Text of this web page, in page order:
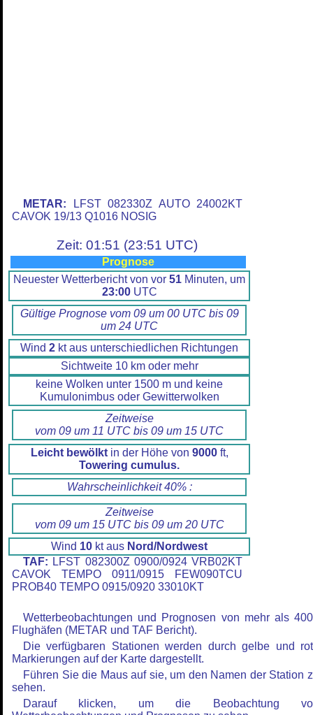
METAR: LFST 082330Z AUTO 24002KT
CAVOK 19/13 Q1016 NOSIG
Zeit: 01:51 (23:51 UTC)
Prognose
Neuester Wetterbericht von vor 51 Minuten, um
23:00UTC
Gültige Prognose vom 09 um 00 UTC bis 09
um 24 UTC
Wind 2 kt aus unterschiedlichen Richtungen
Sichtweite 10 km oder mehr
keine Wolken unter 1500 m und keine
Kumulonimbus oder Gewitterwolken
Zeitweise
vom 09 um 11 UTC bis 09 um 15 UTC
Leicht bewölktin der Höhe von 9000ft,
Towering cumulus.
Wahrscheinlichkeit 40% :
Zeitweise
vom 09 um 15 UTC bis 09 um 20 UTC
Wind 10 kt aus Nord/Nordwest
TAF: LFST 082300Z 0900/0924 VRB02KT
CAVOK TEMPO 0911/0915 FEW090TCU
PROB40 TEMPO 0915/0920 33010KT
Wetterbeobachtungen und Prognosen von mehr als
Flughäfen (METAR und TAF Bericht).
Die verfügbaren Stationen werden durch gelbe und
Markierungen auf der Karte dargestellt.
Führen Sie die Maus auf sie, um den Namen der Station
sehen.
Darauf klicken, um die Beobachtung